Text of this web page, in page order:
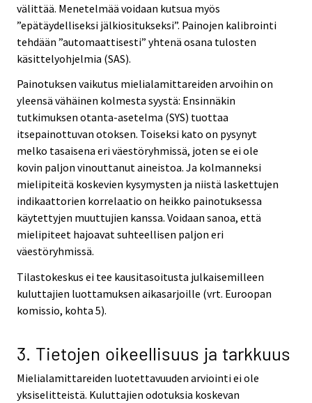
välittää. Menetelmää voidaan kutsua myös
”epätäydelliseksi jälkiositukseksi”. Painojen kalibrointi
tehdään ”automaattisesti” yhtenä osana tulosten
käsittelyohjelmia (SAS).
Painotuksen vaikutus mielialamittareiden arvoihin on
yleensä vähäinen kolmesta syystä: Ensinnäkin
tutkimuksen otanta-asetelma (SYS) tuottaa
itsepainottuvan otoksen. Toiseksi kato on pysynyt
melko tasaisena eri väestöryhmissä, joten se ei ole
kovin paljon vinouttanut aineistoa. Ja kolmanneksi
mielipiteitä koskevien kysymysten ja niistä laskettujen
indikaattorien korrelaatio on heikko painotuksessa
käytettyjen muuttujien kanssa. Voidaan sanoa, että
mielipiteet hajoavat suhteellisen paljon eri
väestöryhmissä.
Tilastokeskus ei tee kausitasoitusta julkaisemilleen
kuluttajien luottamuksen aikasarjoille (vrt. Euroopan
komissio, kohta 5).
3. Tietojen oikeellisuus ja tarkkuus
Mielialamittareiden luotettavuuden arviointi ei ole
yksiselitteistä. Kuluttajien odotuksia koskevan